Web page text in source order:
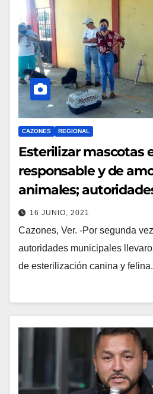
CAZONES REGIONAL
Esterilizar mascotas
responsable y de
animales;
16 JUNIO, 2021
Cazones, Ver. -Por segunda
autoridades municipales
de esterilización canina y